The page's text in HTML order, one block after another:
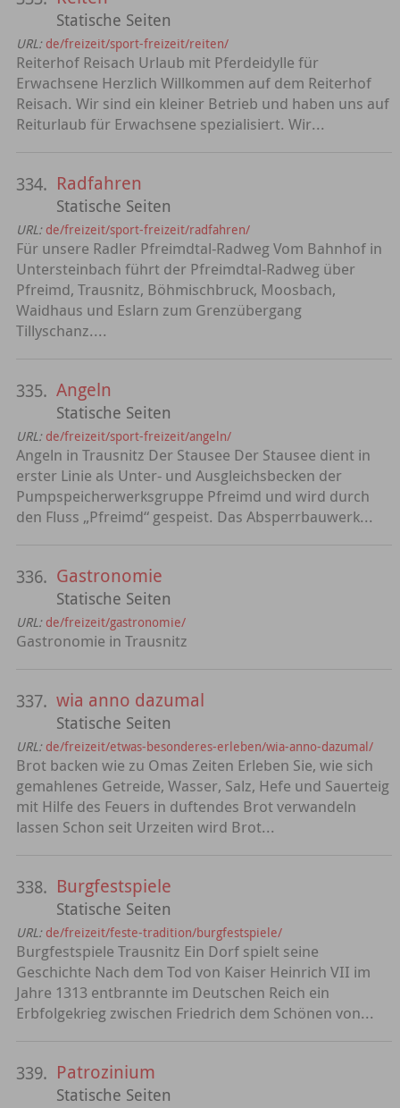
Statische Seiten
URL: de/freizeit/sport-freizeit/reiten/
Reiterhof Reisach Urlaub mit Pferdeidylle für
Erwachsene Herzlich Willkommen auf dem Reiterhof
Reisach. Wir sind ein kleiner Betrieb und haben uns auf
Reiturlaub für Erwachsene spezialisiert. Wir...
334. Radfahren
Statische Seiten
URL: de/freizeit/sport-freizeit/radfahren/
Für unsere Radler Pfreimdtal-Radweg Vom Bahnhof in
Untersteinbach führt der Pfreimdtal-Radweg über
Pfreimd, Trausnitz, Böhmischbruck, Moosbach,
Waidhaus und Eslarn zum Grenzübergang
Tillyschanz....
335. Angeln
Statische Seiten
URL: de/freizeit/sport-freizeit/angeln/
Angeln in Trausnitz Der Stausee Der Stausee dient in
erster Linie als Unter- und Ausgleichsbecken der
Pumpspeicherwerksgruppe Pfreimd und wird durch
den Fluss „Pfreimd“ gespeist. Das Absperrbauwerk...
336. Gastronomie
Statische Seiten
URL: de/freizeit/gastronomie/
Gastronomie in Trausnitz
337. wia anno dazumal
Statische Seiten
URL: de/freizeit/etwas-besonderes-erleben/wia-anno-dazumal/
Brot backen wie zu Omas Zeiten Erleben Sie, wie sich
gemahlenes Getreide, Wasser, Salz, Hefe und Sauerteig
mit Hilfe des Feuers in duftendes Brot verwandeln
lassen Schon seit Urzeiten wird Brot...
338. Burgfestspiele
Statische Seiten
URL: de/freizeit/feste-tradition/burgfestspiele/
Burgfestspiele Trausnitz Ein Dorf spielt seine
Geschichte Nach dem Tod von Kaiser Heinrich VII im
Jahre 1313 entbrannte im Deutschen Reich ein
Erbfolgekrieg zwischen Friedrich dem Schönen von...
339. Patrozinium
Statische Seiten